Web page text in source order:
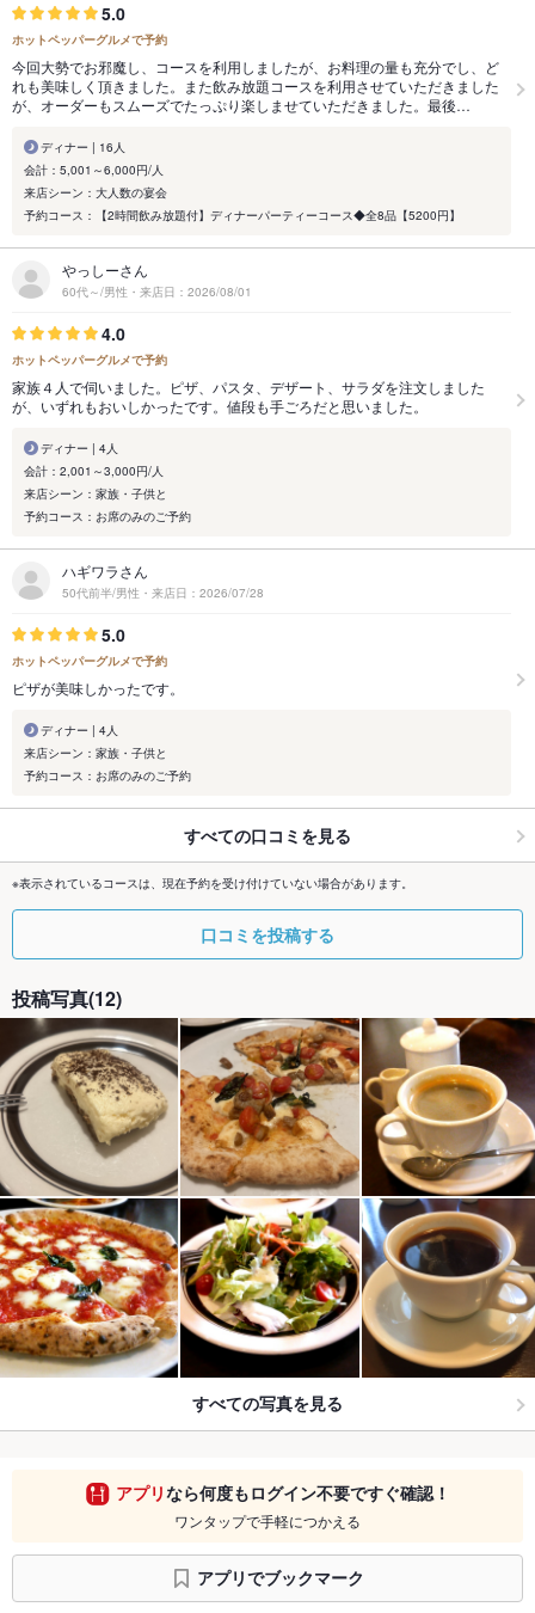
5.0
ホットペッパーグルメで予約
今回大勢でお邪魔し、コースを利用しましたが、お料理の量も充分でし、ど
れも美味しく頂きました。また飲み放題コースを利用させていただきました
が、オーダーもスムーズでたっぷり楽しませていただきました。最後…
ディナー | 16人
会計：5,001～6,000円/人
来店シーン：大人数の宴会
予約コース：【2時間飲み放題付】ディナーパーティーコース◆全8品【5200円】
やっしーさん
60代～/男性・来店日：2026/08/01
4.0
ホットペッパーグルメで予約
家族４人で伺いました。ピザ、パスタ、デザート、サラダを注文しました
が、いずれもおいしかったです。値段も手ごろだと思いました。
ディナー | 4人
会計：2,001～3,000円/人
来店シーン：家族・子供と
予約コース：お席のみのご予約
ハギワラさん
50代前半/男性・来店日：2026/07/28
5.0
ホットペッパーグルメで予約
ピザが美味しかったです。
ディナー | 4人
来店シーン：家族・子供と
予約コース：お席のみのご予約
すべての口コミを見る
※表示されているコースは、現在予約を受け付けていない場合があります。
口コミを投稿する
投稿写真(12)
すべての写真を見る
アプリなら何度もログイン不要ですぐ確認！
ワンタップで手軽につかえる
アプリでブックマーク